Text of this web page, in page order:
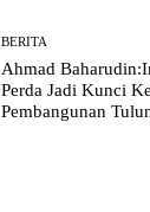
BERITA
Ahmad
Perda Jadi Kunci
Pembangunan